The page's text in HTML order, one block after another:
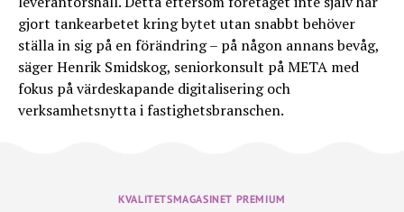
gjort tankearbetet kring bytet utan snabbt behöver
ställa in sig på en förändring – på någon annans bevåg,
säger Henrik Smidskog, seniorkonsult på META med
fokus på värdeskapande digitalisering och
verksamhetsnytta i fastighetsbranschen.
KVALITETSMAGASINET PREMIUM